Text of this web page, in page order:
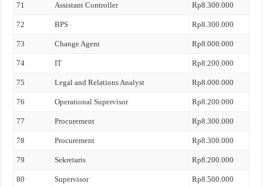
71 Assistant Controller Rp8.300.000
72 BPS Rp8.300.000
73 Change Agent Rp8.000.000
74 IT Rp8.200.000
75 Legal and Relations Analyst Rp8.000.000
76 Operational Supervisor Rp8.200.000
77 Procurement Rp8.300.000
78 Procurement Rp8.300.000
79 Sekretaris Rp8.200.000
80 Supervisor Rp8.500.000